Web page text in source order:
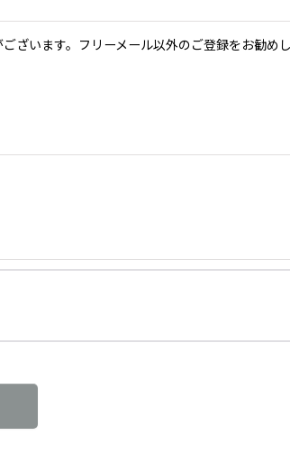
ざいます。フリーメール以外のご登録をお勧めし